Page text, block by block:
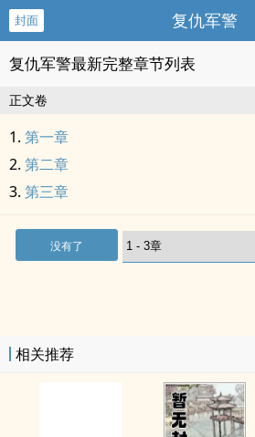
封面 复仇军警
复仇军警最新完整章节列表
正文卷
第一章
第二章
第三章
没有了
相关推荐